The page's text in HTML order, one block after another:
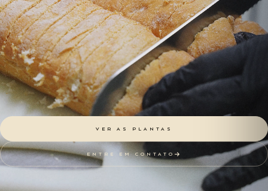
VER AS PLANTAS
ENTRE EM CONTATO